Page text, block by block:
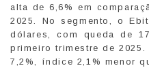
alta de 6,6% em
2025. No segmento, o
dólares, com queda de
primeiro trimestre de
7,2%, índice 2,1% menor